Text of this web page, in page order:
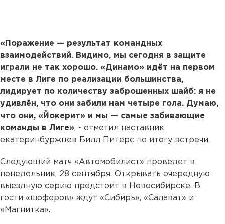
«Поражение — результат командных
взаимодействий. Видимо, мы сегодня в защите
играли не так хорошо. «Динамо» идёт на первом
месте в Лиге по реализации большинства,
лидирует по количеству заброшенных шайб: я не
удивлён, что они забили нам четыре гола. Думаю,
что они, «Йокерит» и мы — самые забивающие
команды в Лиге», - отметил наставник
екатеринбуржцев Билл Питерс по итогу встречи.
Следующий матч «Автомобилист» проведет в
понедельник, 28 сентября. Открывать очередную
выездную серию предстоит в Новосибирске. В
гости «шоферов» ждут «Сибирь», «Салават» и
«Магнитка».